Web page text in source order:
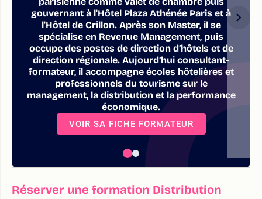
gouvernant à l'Hôtel Plaza Athénée Paris et à
l'Hôtel de Crillon. Après son Master, il se
spécialise en Revenue Management, puis
occupe des postes de direction d’hôtels et de
direction régionale. Aujourd’hui consultant-
formateur, il accompagne écoles hôtelières et
professionnels du tourisme sur le
management, la distribution et la performance
économique.
VOIR SA FICHE FORMATEUR
Réserver une formation Distribution